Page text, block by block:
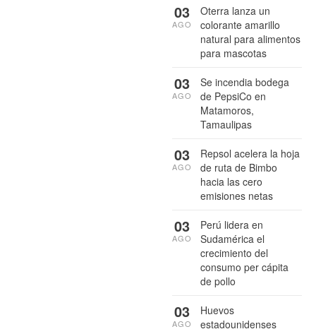
Oterra lanza un
colorante amarillo
natural para alimentos
para mascotas
03
AGO
Se incendia bodega
de PepsiCo en
Matamoros,
Tamaulipas
03
AGO
Repsol acelera la hoja
de ruta de Bimbo
hacia las cero
emisiones netas
03
AGO
Perú lidera en
Sudamérica el
crecimiento del
consumo per cápita
de pollo
03
AGO
Huevos
estadounidenses
03
AGO